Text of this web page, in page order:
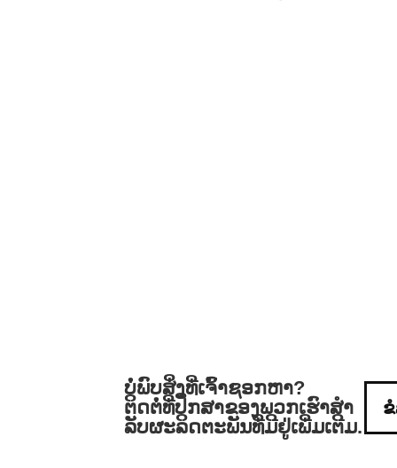
ບໍ່ພົບສິ່ງທີ່ເຈົ້າຊອກຫາ?
ຕິດຕໍ່ທີ່ປຶກສາຂອງພວກເຮົາສໍາ
ລັບຜະລິດຕະພັນທີ່ມີຢູ່ເພີ່ມເຕີມ.